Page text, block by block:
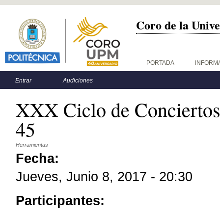
Coro de la
Menú principal PORTADA
Menú secundario
Entrar Audiciones
XXX Ciclo de
45
Herramientas
Fecha:
Jueves, Junio 8, 2017 - 20:30
Participantes: